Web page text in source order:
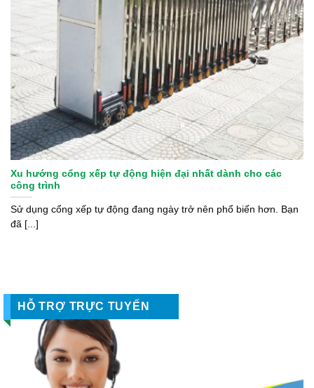
HỖ TRỢ TRỰC TUYẾN
Xu hướng cổng xếp tự động hiện đại nhất dành cho các
công trình
Sử dụng cổng xếp tự động đang ngày trở nên phổ biến hơn. Bạn
đã [...]